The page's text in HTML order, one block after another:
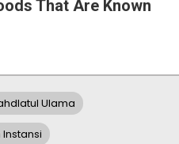
That Are Known
Ulama